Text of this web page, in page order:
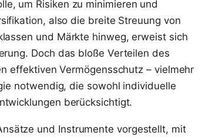
um Risiken zu minimieren und
also die breite Streuung von
und Märkte hinweg, erweist sich
Doch das bloße Verteilen des
effektiven Vermögensschutz – vielmehr
notwendig, die sowohl individuelle
berücksichtigt.
und Instrumente vorgestellt, mit